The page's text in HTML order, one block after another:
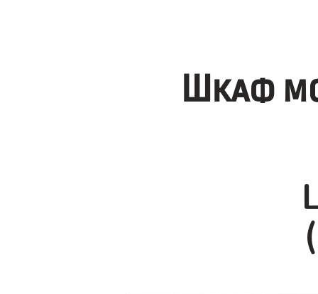
Шкаф